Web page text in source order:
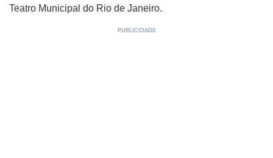
Teatro Municipal do Rio de Janeiro.